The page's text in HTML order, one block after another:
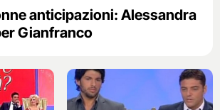
anticipazioni: Alessandra
Gianfranco